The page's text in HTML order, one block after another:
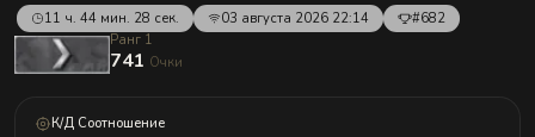
11 ч. 44 мин. 28 сек. 03 августа 2026 22:14
#682
Ранг 1
741 Очки
К/Д Соотношение